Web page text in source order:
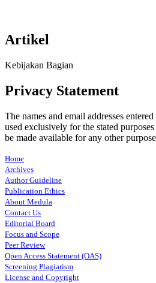
Artikel
Kebijakan Bagian
Privacy Statement
The names and email addresses
used exclusively for the stated
be made available for any other
Home
Archives
Author Guideline
Publication Ethics
About Medula
Contact Us
Editorial Board
Focus and Scope
Peer Review
Open Access Statement (OAS)
Screening Plagiarism
License and Copyright